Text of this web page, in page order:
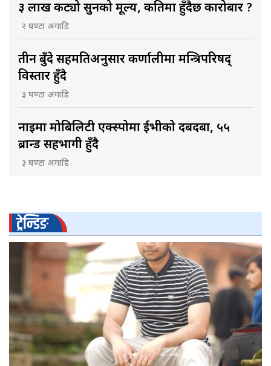
३ लाख कट्यो सुनको मूल्य, कतिमा हुँदैछ कारोबार ?
२ घण्टा अगाडि
तीन बुँदे सहमतिअनुसार कर्णालीमा मन्त्रिपरिषद्
विस्तार हुँदै
३ घण्टा अगाडि
नाइमा मोबिलिटी एक्स्पोमा ईभीको दबदबा, ५५
ब्रान्ड सहभागी हुँदै
३ घण्टा अगाडि
ट्रेन्डिङ